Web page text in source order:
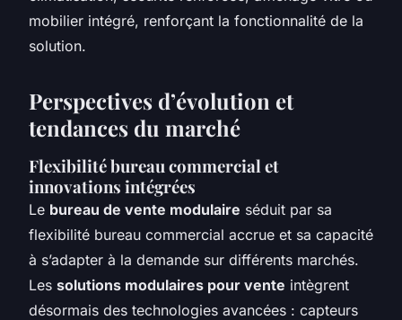
mobilier intégré, renforçant la fonctionnalité de la
solution.
Perspectives d’évolution et
tendances du marché
Flexibilité bureau commercial et
innovations intégrées
Le bureau de vente modulaire séduit par sa
flexibilité bureau commercial accrue et sa capacité
à s’adapter à la demande sur différents marchés.
Les solutions modulaires pour vente intègrent
désormais des technologies avancées : capteurs